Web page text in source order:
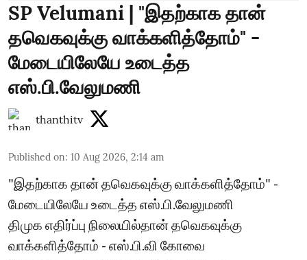
SP Velumani | "இதற்காக தான்
தவெகவுக்கு வாக்களித்தோம்" -
மேடையிலேயே உடைத்த
எஸ்.பி.வேலுமணி
thanthitv
Published on: 10 Aug 2026, 2:14 am
"இதற்காக தான் தவெகவுக்கு வாக்களித்தோம்" -
மேடையிலேயே உடைத்த எஸ்.பி.வேலுமணி
திமுக எதிர்ப்பு நிலையில்தான் தவெகவுக்கு
வாக்களித்தோம் - எஸ்.பி.வி கோவை